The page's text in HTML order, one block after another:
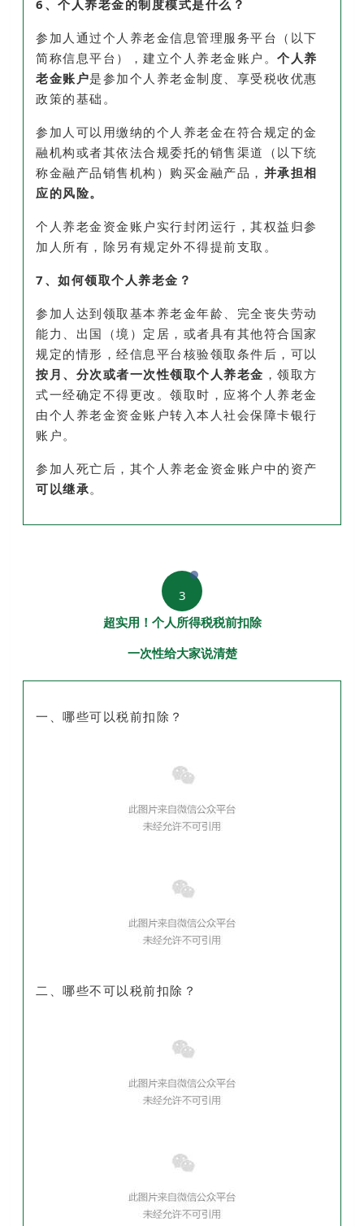
6、个人养老金的制度模式是什么？
参加人通过个人养老金信息管理服务平台（以下
简称信息平台），建立个人养老金账户。个人养
老金账户是参加个人养老金制度、享受税收优惠
政策的基础。
参加人可以用缴纳的个人养老金在符合规定的金
融机构或者其依法合规委托的销售渠道（以下统
称金融产品销售机构）购买金融产品， 并承担相
应的风险。
个人养老金资金账户实行封闭运行，其权益归参
加人所有，除另有规定外不得提前支取。
7、如何领取个人养老金？
参加人达到领取基本养老金年龄、完全丧失劳动
能力、出国（境）定居，或者具有其他符合国家
规定的情形，经信息平台核验领取条件后，可以
按月、分次或者一次性领取个人养老金 ，领取方
式一经确定不得更改。领取时，应将个人养老金
由个人养老金资金账户转入本人社会保障卡银行
账户。
参加人死亡后，其个人养老金资金账户中的资产
可以继承。
3
超实用！个人所得税税前扣除
一次性给大家说清楚
一、哪些可以税前扣除？
二、哪些不可以税前扣除？